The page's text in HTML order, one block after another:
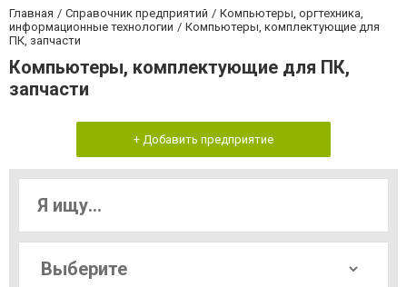
Главная Справочник предприятий
Компьютеры, оргтехника,
информационные технологии
Компьютеры, комплектующие для
ПК, запчасти
Компьютеры, комплектующие для ПК,
запчасти
+ Добавить предприятие